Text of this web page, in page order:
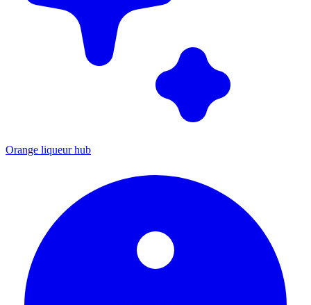
Orange liqueur hub